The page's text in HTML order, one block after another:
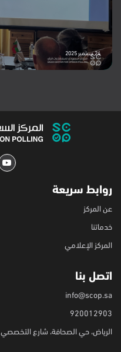
24 سبتمبر 2025
روابط سريعة
عن المركز
خدماتنا
المركز الإعلامي
اتصل بنا
info@scop.sa
920012903
الرياض، حي الصحافة، شارع التخصصي